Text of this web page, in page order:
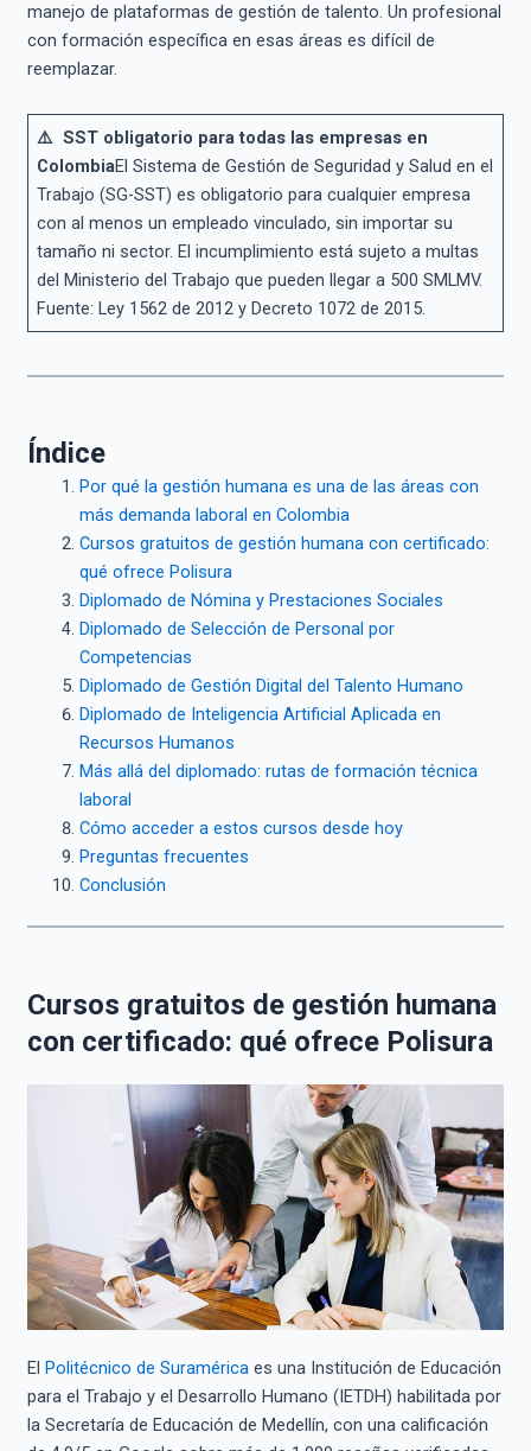
manejo de plataformas de gestión de talento. Un profesional
con formación específica en esas áreas es difícil de
reemplazar.
⚠️ SST obligatorio para todas las empresas en
ColombiaEl Sistema de Gestión de Seguridad y Salud en el
Trabajo (SG-SST) es obligatorio para cualquier empresa
con al menos un empleado vinculado, sin importar su
tamaño ni sector. El incumplimiento está sujeto a multas
del Ministerio del Trabajo que pueden llegar a 500 SMLMV.
Fuente: Ley 1562 de 2012 y Decreto 1072 de 2015.
Índice
Por qué la gestión humana es una de las áreas con
más demanda laboral en Colombia
Cursos gratuitos de gestión humana con certificado:
qué ofrece Polisura
Diplomado de Nómina y Prestaciones Sociales
Diplomado de Selección de Personal por
Competencias
Diplomado de Gestión Digital del Talento Humano
Diplomado de Inteligencia Artificial Aplicada en
Recursos Humanos
Más allá del diplomado: rutas de formación técnica
laboral
Cómo acceder a estos cursos desde hoy
Preguntas frecuentes
Conclusión
Cursos gratuitos de gestión humana
con certificado: qué ofrece Polisura
El Politécnico de Suramérica es una Institución de Educación
para el Trabajo y el Desarrollo Humano (IETDH) habilitada por
la Secretaría de Educación de Medellín, con una calificación